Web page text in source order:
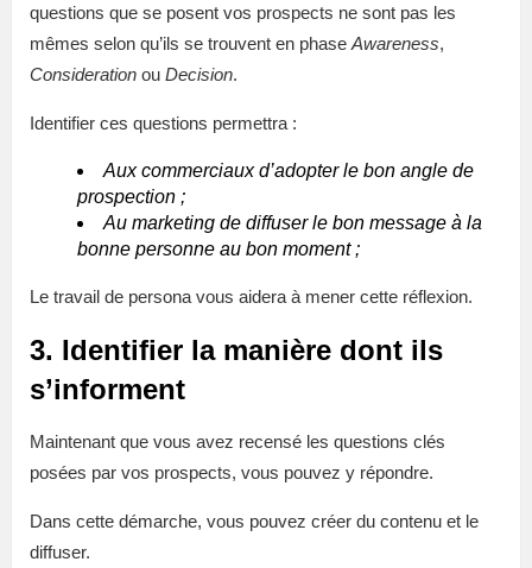
questions que se posent vos prospects ne sont pas les
mêmes selon qu’ils se trouvent en phase Awareness,
Consideration ou Decision.
Identifier ces questions permettra :
Aux commerciaux d’adopter le bon angle de
prospection ;
Au marketing de diffuser le bon message à la
bonne personne au bon moment ;
Le travail de persona vous aidera à mener cette réflexion.
3. Identifier la manière dont ils
s’informent
Maintenant que vous avez recensé les questions clés
posées par vos prospects, vous pouvez y répondre.
Dans cette démarche, vous pouvez créer du contenu et le
diffuser.